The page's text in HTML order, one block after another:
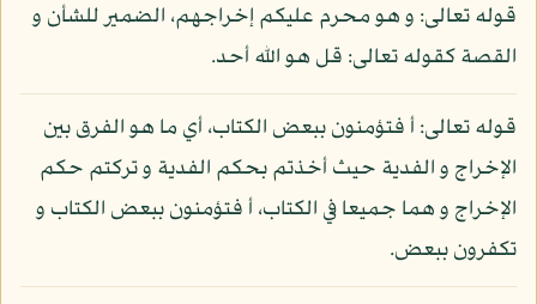
قوله تعالى: و هو محرم عليكم إخراجهم، الضمير للشأن و
القصة كقوله تعالى: قل هو الله أحد.
قوله تعالى: أ فتؤمنون ببعض الكتاب، أي ما هو الفرق بين
الإخراج و الفدية حيث أخذتم بحكم الفدية و تركتم حكم
الإخراج و هما جميعا في الكتاب، أ فتؤمنون ببعض الكتاب و
تكفرون ببعض.